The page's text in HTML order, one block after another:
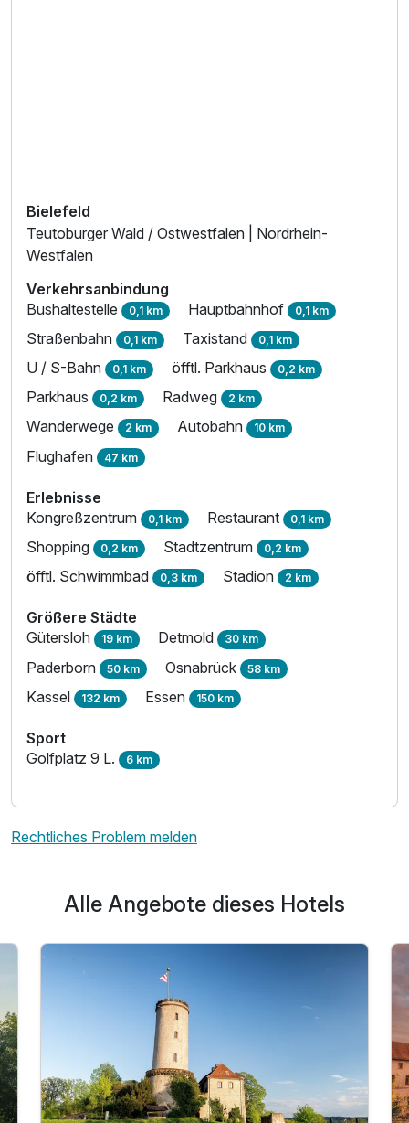
Bielefeld
Teutoburger Wald / Ostwestfalen | Nordrhein-
Westfalen
Verkehrsanbindung
Bushaltestelle 0,1 km Hauptbahnhof 0,1 km
Straßenbahn 0,1 km Taxistand 0,1 km
U / S-Bahn 0,1 km öfftl. Parkhaus 0,2 km
Parkhaus 0,2 km Radweg 2 km
Wanderwege 2 km Autobahn 10 km
Flughafen 47 km
Erlebnisse
Kongreßzentrum 0,1 km Restaurant 0,1 km
Shopping 0,2 km Stadtzentrum 0,2 km
öfftl. Schwimmbad 0,3 km Stadion 2 km
Größere Städte
Gütersloh 19 km Detmold 30 km
Paderborn 50 km Osnabrück 58 km
Kassel 132 km Essen 150 km
Sport
Golfplatz 9 L. 6 km
Rechtliches Problem melden
Alle Angebote dieses Hotels